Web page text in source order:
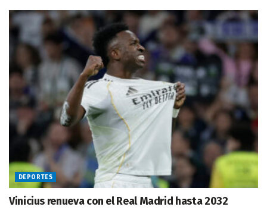
DEPORTES
Vinicius renueva con el Real Madrid hasta 2032